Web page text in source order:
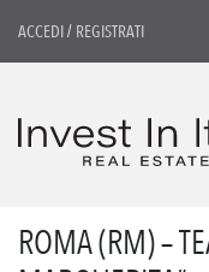
ACCEDI/ REGISTRATI
ROMA (RM) –